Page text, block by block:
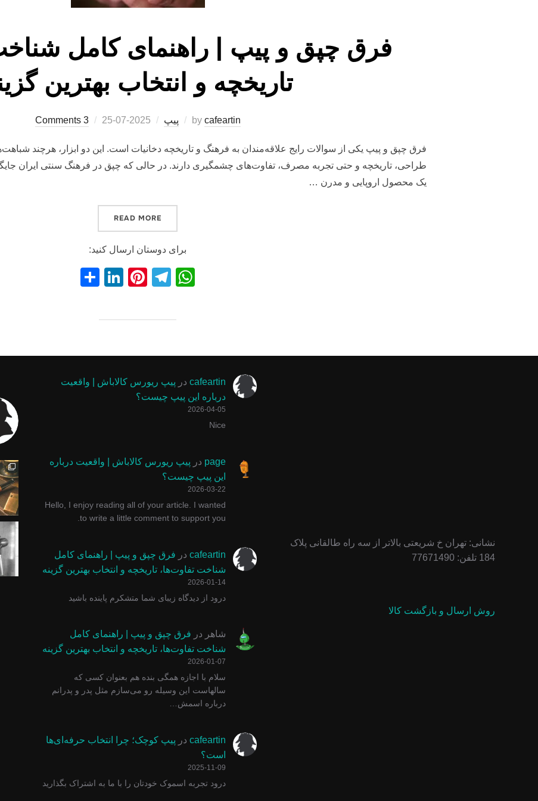
فرق چپق و پیپ | راهنمای کامل
تاریخچه و انتخاب بهترین
by cafeartin پیپ
Posted
2025-07-25
3 Comments
فرق چپق و پیپ یکی از سوالات رایج علاقه‌مندان به فرهنگ و تاریخچه دخانیات است. این دو ابزار، هرچند
طراحی، تاریخچه و حتی تجربه مصرف، تفاوت‌های چشمگیری دارند. در حالی که چپق در فرهنگ سنتی ایران
یک محصول اروپایی و مدرن …
READ MORE
برای دوستان ارسال کنید:
W
at
A
p
T
e
a
Pi
er
st
Li
k
dI
n
نشانی: تهران خ شریعتی بالاتر از سه راه طالقانی پلاک
184 تلفن: 77671490
روش ارسال و بازگشت کالا
cafeartin در پیپ ریورس کالاباش | واقعیت
درباره این پیپ چیست؟
2026-04-05
Nice
page در پیپ ریورس کالاباش | واقعیت درباره
این پیپ چیست؟
2026-03-22
Hello, I enjoy reading all of your article. I wanted
to write a little comment to support you.
cafeartin در فرق چپق و پیپ | راهنمای کامل
شناخت تفاوت‌ها، تاریخچه و انتخاب بهترین گزینه
2026-01-14
درود از دیدگاه زیبای شما متشکرم پاینده باشید
شاهر در فرق چپق و پیپ | راهنمای کامل
شناخت تفاوت‌ها، تاریخچه و انتخاب بهترین گزینه
2026-01-07
سلام با اجازه همگی بنده هم بعنوان کسی که
سالهاست این وسیله رو می‌سازم مثل پدر و پدرانم
درباره اسمش…
cafeartin در پیپ کوچک؛ چرا انتخاب حرفه‌ای‌ها
است؟
2025-11-09
درود تجربه اسموک خودتان را با ما به اشتراک بگذارید
چوب سیگار ایتالیایی برابر گلد امکان استفاده از فیل
پیپ ولکانو یا آتشفشان یکی از خاص ترین
با پول زیاد وارد کسب و
یه عده
#پیپ #پیپ_دستساز #smokingpipe #pinocchiopipe #توتوپیپ گاسپارینی سری روستیک محصولی ناب و
پیپ مرشام یکی از خاص ترین
اگر روش